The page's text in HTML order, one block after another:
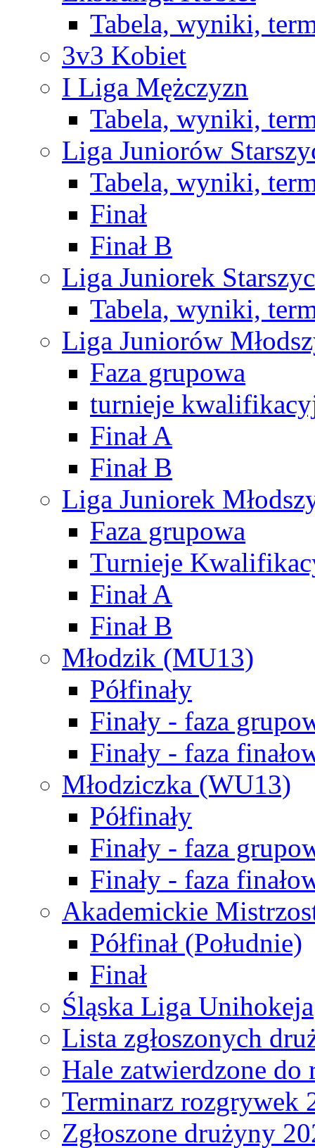
Tabela, wyniki,
3v3 Kobiet
I Liga Mężczyzn
Tabela, wyniki,
Liga Juniorów
Tabela, wyniki,
Finał
Finał B
Liga Juniorek
Tabela, wyniki,
Liga Juniorów
Faza grupowa
turnieje
Finał A
Finał B
Liga Juniorek
Faza grupowa
Turnieje
Finał A
Finał B
Młodzik (MU13)
Półfinały
Finały - faza
Finały - faza
Młodziczka (WU13)
Półfinały
Finały - faza
Finały - faza
Akademickie
Półfinał (Południe)
Finał
Śląska Liga Unihokeja
Lista zgłoszonych
Hale zatwierdzone do
Terminarz rozgrywek
Zgłoszone drużyny